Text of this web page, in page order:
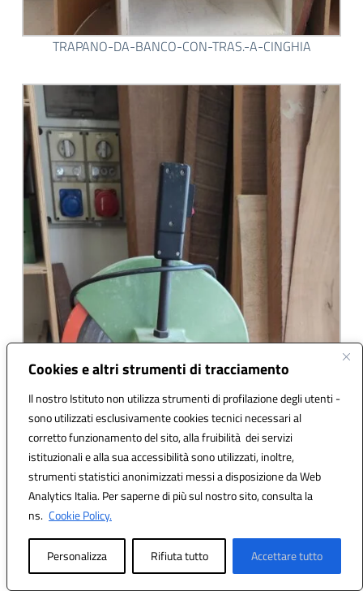
Cookies e altri strumenti di tracciamento
Il nostro Istituto non utilizza strumenti di profilazione degli utenti -
sono utilizzati esclusivamente cookies tecnici necessari al
corretto funzionamento del sito, alla fruibilità dei servizi
istituzionali e alla sua accessibilità sono utilizzati, inoltre,
strumenti statistici anonimizzati messi a disposizione da Web
Analytics Italia. Per saperne di più sul nostro sito, consulta la
ns. Cookie Policy.
Personalizza Rifiuta tutto Accettare tutto
TRAPANO-DA-BANCO-CON-TRAS.-A-CINGHIA